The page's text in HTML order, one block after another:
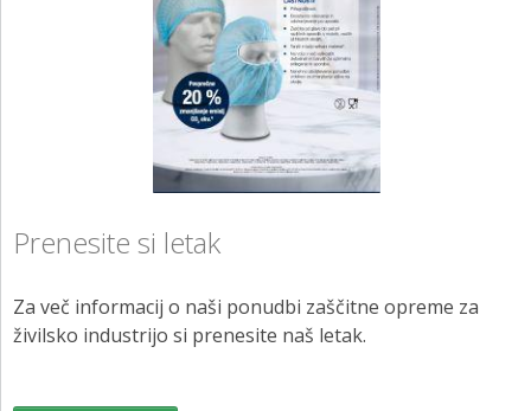
Prenesite si letak
Za več informacij o naši ponudbi zaščitne opreme za
živilsko industrijo si prenesite naš letak.